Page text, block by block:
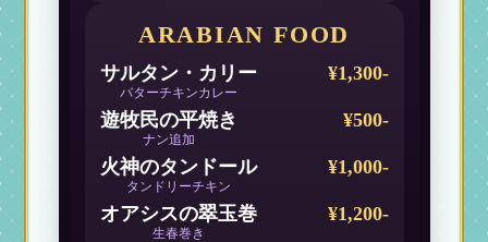
ARABIAN FOOD
サルタン・カリー
バターチキンカレー
¥1,300-
遊牧民の平焼き
ナン追加
¥500-
火神のタンドール
タンドリーチキン
¥1,000-
オアシスの翠玉巻
生春巻き
¥1,200-